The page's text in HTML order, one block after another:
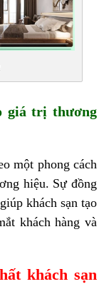
giá trị thương
một phong cách
hiệu. Sự đồng
khách sạn tạo
khách hàng và
khách sạn